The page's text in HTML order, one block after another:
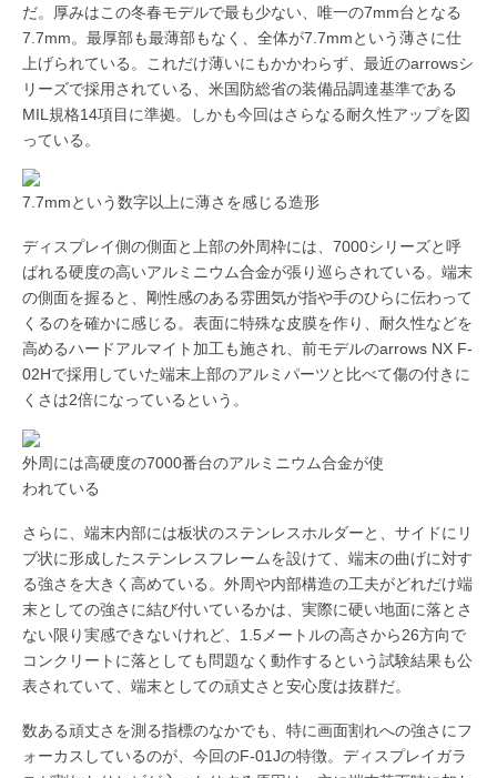
だ。厚みはこの冬春モデルで最も少ない、唯一の7mm台となる
7.7mm。最厚部も最薄部もなく、全体が7.7mmという薄さに仕
上げられている。これだけ薄いにもかかわらず、最近のarrowsシ
リーズで採用されている、米国防総省の装備品調達基準である
MIL規格14項目に準拠。しかも今回はさらなる耐久性アップを図
っている。
7.7mmという数字以上に薄さを感じる造形
ディスプレイ側の側面と上部の外周枠には、7000シリーズと呼
ばれる硬度の高いアルミニウム合金が張り巡らされている。端末
の側面を握ると、剛性感のある雰囲気が指や手のひらに伝わって
くるのを確かに感じる。表面に特殊な皮膜を作り、耐久性などを
高めるハードアルマイト加工も施され、前モデルのarrows NX F-
02Hで採用していた端末上部のアルミパーツと比べて傷の付きに
くさは2倍になっているという。
外周には高硬度の7000番台のアルミニウム合金が使
われている
さらに、端末内部には板状のステンレスホルダーと、サイドにリ
ブ状に形成したステンレスフレームを設けて、端末の曲げに対す
る強さを大きく高めている。外周や内部構造の工夫がどれだけ端
末としての強さに結び付いているかは、実際に硬い地面に落とさ
ない限り実感できないけれど、1.5メートルの高さから26方向で
コンクリートに落としても問題なく動作するという試験結果も公
表されていて、端末としての頑丈さと安心度は抜群だ。
数ある頑丈さを測る指標のなかでも、特に画面割れへの強さにフ
ォーカスしているのが、今回のF-01Jの特徴。ディスプレイガラ